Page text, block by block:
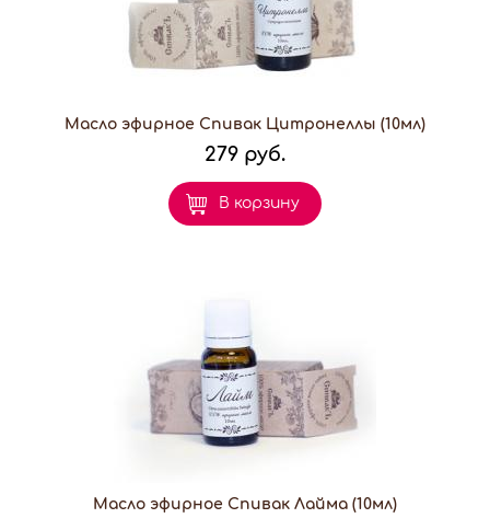
Масло эфирное Спивак Цитронеллы (10мл)
279 руб.
В корзину
Масло эфирное Спивак Лайма (10мл)